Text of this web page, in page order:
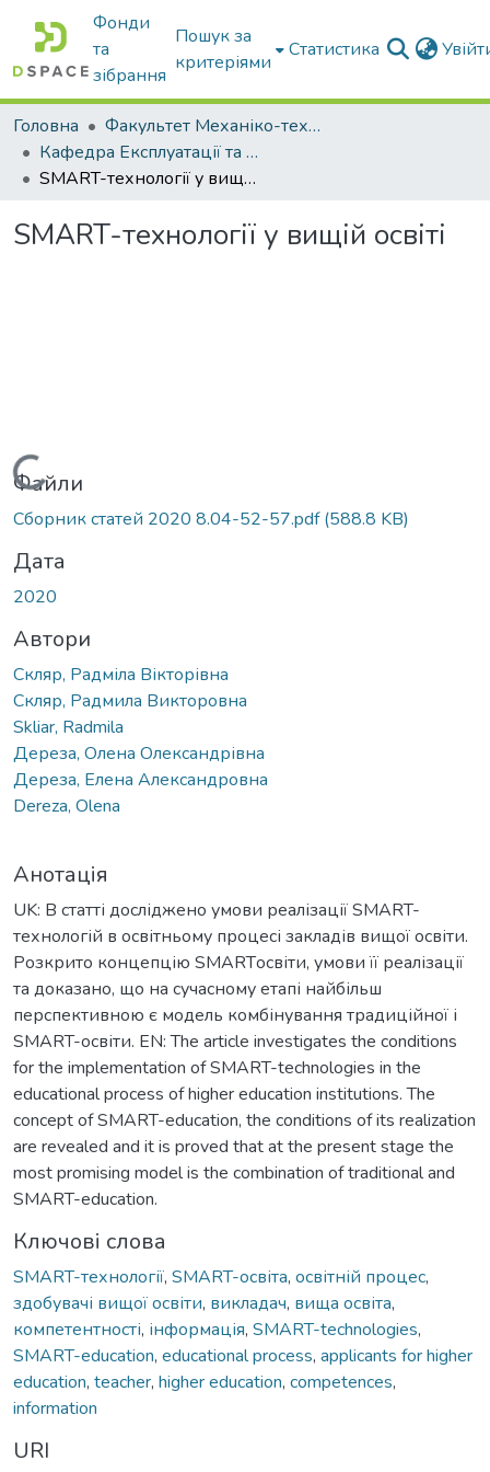
Фонди
та
зібрання
Пошук за
критеріями
Статистика
Головна
Факультет Механіко-технологічний
Кафедра Експлуатації та технічного сервісу машин
SMART-технології у вищій освіті
SMART-технології у вищій освіті
Вантажиться...
Файли
Сборник статей 2020 8.04-52-57.pdf(588.8 KB)
Дата
2020
Автори
Скляр, Радміла Вікторівна
Скляр, Радмила Викторовна
Skliar, Radmila
Дереза, Олена Олександрівна
Дереза, Елена Александровна
Dereza, Olena
Анотація
UK: В статті досліджено умови реалізації SMART-
технологій в освітньому процесі закладів вищої освіти.
Розкрито концепцію SMARTосвіти, умови її реалізації
та доказано, що на сучасному етапі найбільш
перспективною є модель комбінування традиційної і
SMART-освіти. EN: The article investigates the conditions
for the implementation of SMART-technologies in the
educational process of higher education institutions. The
concept of SMART-education, the conditions of its realization
are revealed and it is proved that at the present stage the
most promising model is the combination of traditional and
SMART-education.
Ключові слова
SMART-технології, SMART-освіта, освітній процес,
здобувачі вищої освіти, викладач, вища освіта,
компетентності, інформація, SMART-technologies,
SMART-education, educational process, applicants for higher
education, teacher, higher education, competences,
information
URI